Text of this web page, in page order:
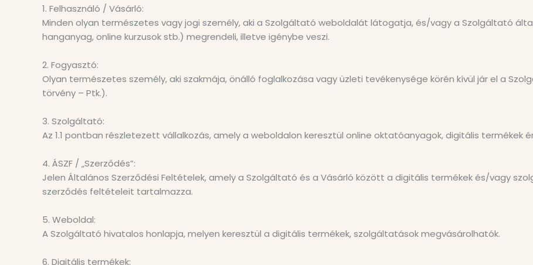
1. Felhasználó / Vásárló:
Minden olyan természetes vagy jogi személy, aki a Szolgáltató weboldalát látogatja, és/vagy a Szolgáltató
hanganyag, online kurzusok stb.) megrendeli, illetve igénybe veszi.
2. Fogyasztó:
Olyan természetes személy, aki szakmája, önálló foglalkozása vagy üzleti tevékenysége körén kívül jár el a
törvény – Ptk.).
3. Szolgáltató:
Az 1.1 pontban részletezett vállalkozás, amely a weboldalon keresztül online oktatóanyagok, digitális termékek
4. ÁSZF / „Szerződés”:
Jelen Általános Szerződési Feltételek, amely a Szolgáltató és a Vásárló között a digitális termékek és/vagy
szerződés feltételeit tartalmazza.
5. Weboldal:
A Szolgáltató hivatalos honlapja, melyen keresztül a digitális termékek, szolgáltatások megvásárolhatók.
6. Digitális termékek: